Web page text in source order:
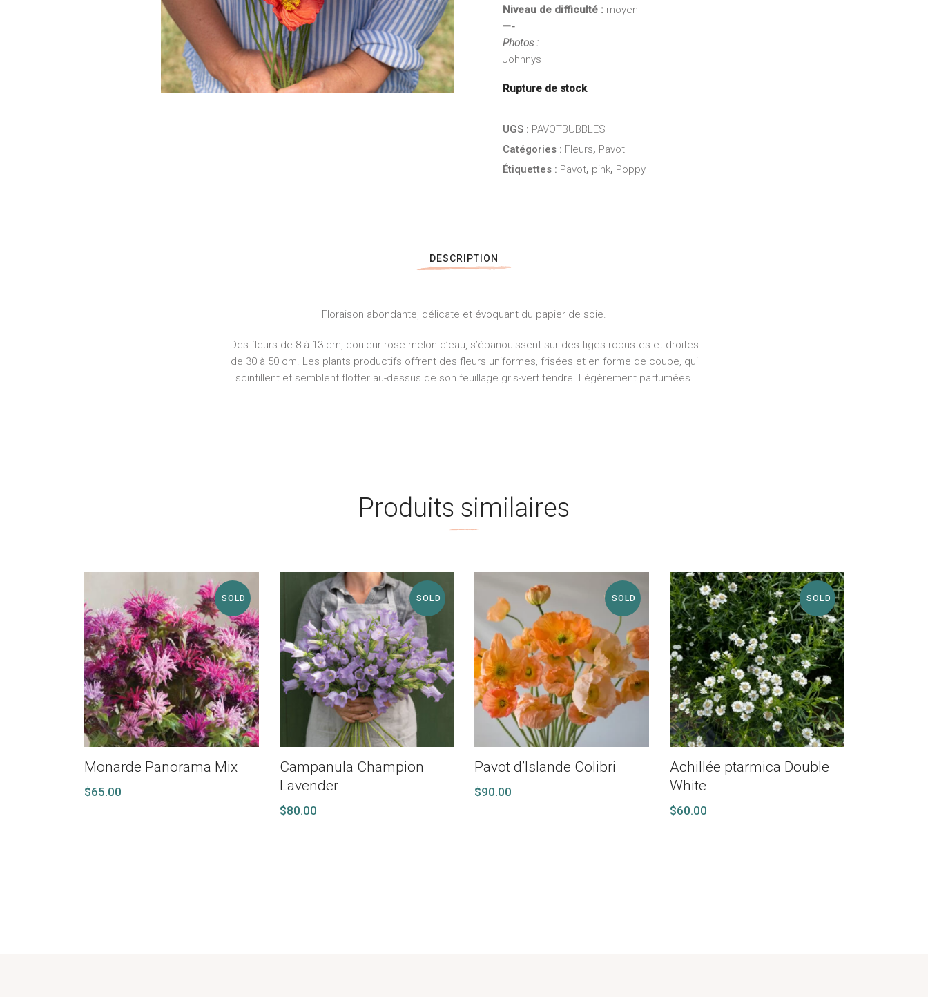
Niveau de difficulté : moyen
—-
Photos :
Johnnys
Rupture de stock
UGS : PAVOTBUBBLES
Catégories : Fleurs, Pavot
Étiquettes : Pavot, pink, Poppy
DESCRIPTION
Floraison abondante, délicate et évoquant du papier de soie.
Des fleurs de 8 à 13 cm, couleur rose melon d’eau, s’épanouissent sur des tiges robustes et droites
de 30 à 50 cm. Les plants productifs offrent des fleurs uniformes, frisées et en forme de coupe, qui
scintillent et semblent flotter au-dessus de son feuillage gris-vert tendre. Légèrement parfumées.
Produits similaires
SOLD
Monarde Panorama Mix
$65.00
SOLD
Campanula Champion
Lavender
$80.00
SOLD
Pavot d’Islande Colibri
$90.00
SOLD
Achillée ptarmica Double
White
$60.00